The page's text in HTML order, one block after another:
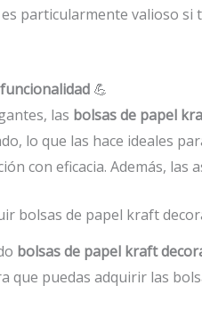
particularmente valioso
💪
las bolsas de papel
lo que las hace ideales
con eficacia. Además,
bolsas de papel kraft
bolsas de papel kraft
que puedas adquirir las